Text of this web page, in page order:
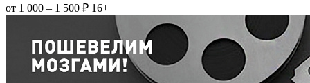
от 1 000 – 1 500 ₽ 16+